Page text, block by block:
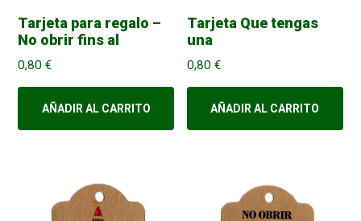
Tarjeta para regalo –
No obrir fins al
0,80€
AÑADIR AL CARRITO
Tarjeta Que tengas
una
0,80€
AÑADIR AL CARRITO